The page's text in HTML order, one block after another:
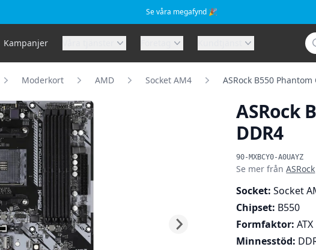
Se våra megafynd 🎉
Kampanjer
Moderkort AMD Socket AM4 ASRock B550
ASRock
DDR4
90-MXBCY0-A0UAYZ
Se mer frånASRock
Socket: Socket
Chipset: B550
Formfaktor: ATX
Minnesstöd: